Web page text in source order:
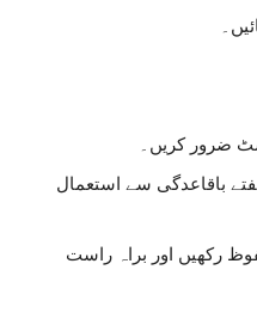
ضرور کریں۔
نتائج کے لیے کم از کم 6–8 ہفتے باقاعدگی سے استعمال
رکھیں اور براہ راست